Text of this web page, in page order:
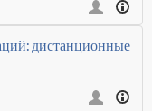
дистанционные